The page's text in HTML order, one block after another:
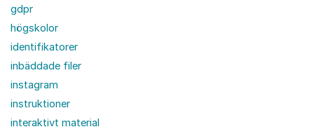
gdpr
högskolor
identifikatorer
inbäddade filer
instagram
instruktioner
interaktivt material